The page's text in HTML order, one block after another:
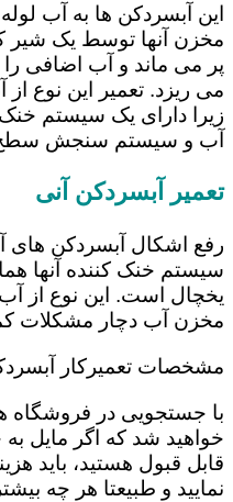
این آبسردکن ها به آب
مخزن آنها توسط یک شیر
پر می ماند و آب اضافی
می ریزد. تعمیر این نوع
زیرا دارای یک سیستم
آب و سیستم سنجش
تعمیر آبسردکن آنی
رفع اشکال آبسردکن های
سیستم خنک کننده آنها
یخچال است. این نوع از
مخزن آب دچار مشکلات
مشخصات تعمیرکار آبسردکن
با جستجویی در فروشگاه
خواهید شد که اگر مایل
نمایید و طبیعتا هر چه